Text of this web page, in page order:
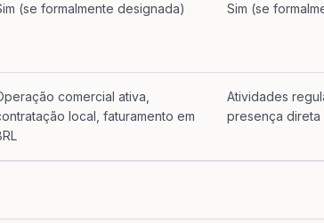
(se formalmente designada) Sim (se
comercial ativa,
local, faturamento em
Atividades
presença